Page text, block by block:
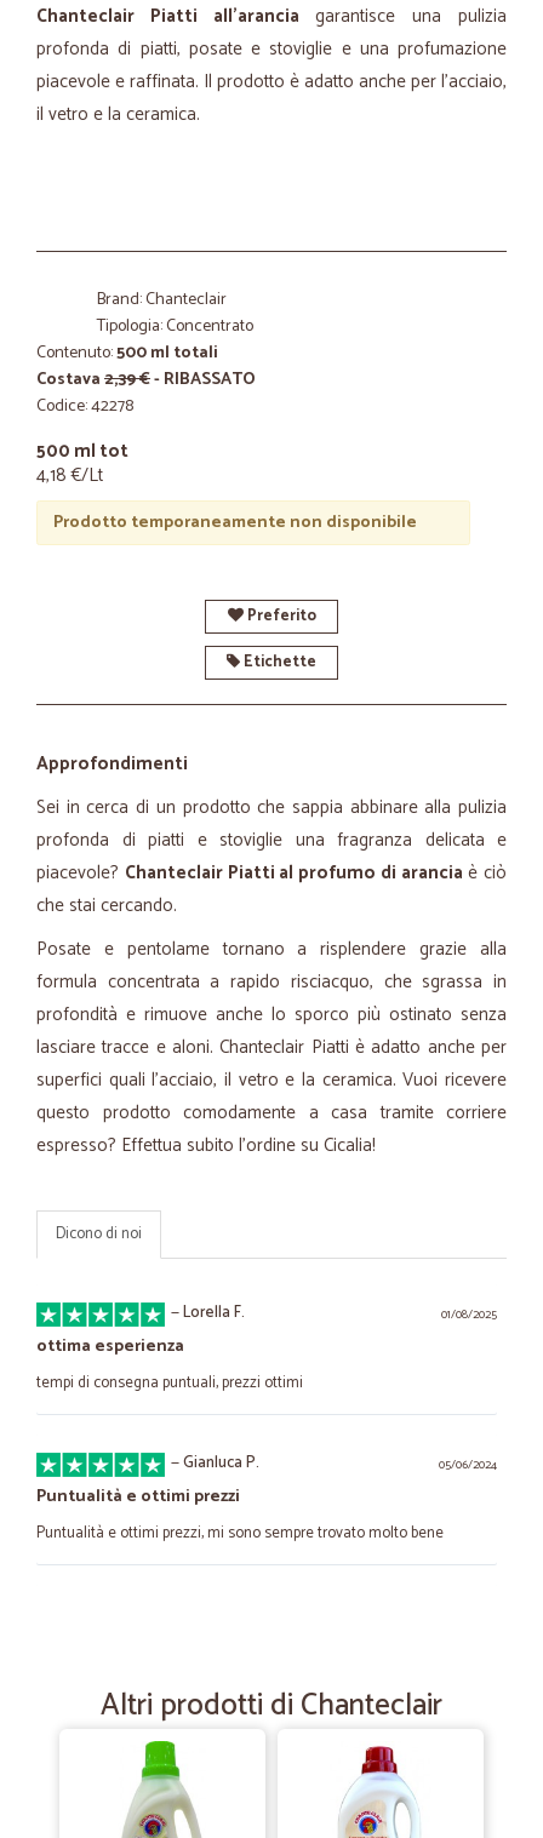
Chanteclair Piatti all'arancia garantisce una pulizia
profonda di piatti, posate e stoviglie e una profumazione
piacevole e raffinata. Il prodotto è adatto anche per l'acciaio,
il vetro e la ceramica.
Brand: Chanteclair
Tipologia: Concentrato
Contenuto:500 ml totali
Costava2,39 €- RIBASSATO
Codice: 42278
500 ml tot
4,18 €/Lt
Prodotto temporaneamente non disponibile
Preferito
Etichette
Approfondimenti
Sei in cerca di un prodotto che sappia abbinare alla pulizia
profonda di piatti e stoviglie una fragranza delicata e
piacevole? Chanteclair Piatti al profumo di arancia è ciò
che stai cercando.
Posate e pentolame tornano a risplendere grazie alla
formula concentrata a rapido risciacquo, che sgrassa in
profondità e rimuove anche lo sporco più ostinato senza
lasciare tracce e aloni. Chanteclair Piatti è adatto anche per
superfici quali l'acciaio, il vetro e la ceramica. Vuoi ricevere
questo prodotto comodamente a casa tramite corriere
espresso? Effettua subito l'ordine su Cicalia!
Dicono di noi
01/08/2025
—Lorella F.
ottima esperienza
tempi di consegna puntuali, prezzi ottimi
05/06/2024
—Gianluca P.
Puntualità e ottimi prezzi
Puntualità e ottimi prezzi, mi sono sempre trovato molto bene
—
ottimi prodotti servizio efficiente…
Altri prodotti di Chanteclair